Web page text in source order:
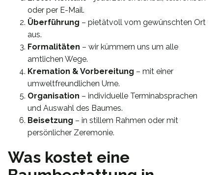
oder per E-Mail.
Überführung – pietätvoll vom gewünschten Ort
aus.
Formalitäten – wir kümmern uns um alle
amtlichen Wege.
Kremation & Vorbereitung – mit einer
umweltfreundlichen Urne.
Organisation – individuelle Terminabsprachen
und Auswahl des Baumes.
Beisetzung – in stillem Rahmen oder mit
persönlicher Zeremonie.
Was kostet eine